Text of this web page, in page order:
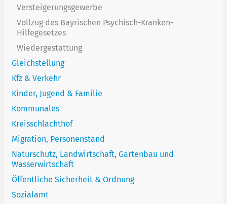
Versteigerungsgewerbe
Vollzug des Bayrischen Psychisch-Kranken-
Hilfegesetzes
Wiedergestattung
Gleichstellung
Kfz & Verkehr
Kinder, Jugend & Familie
Kommunales
Kreisschlachthof
Migration, Personenstand
Naturschutz, Landwirtschaft, Gartenbau und
Wasserwirtschaft
Öffentliche Sicherheit & Ordnung
Sozialamt